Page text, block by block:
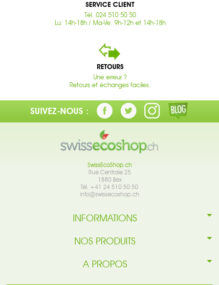
SERVICE CLIENT
Tél. 024 510 50 50
Lu: 14h-18h / Ma-Ve: 9h-12h et 14h-18h
RETOURS
Une erreur ?
Retours et échanges faciles.
SUIVEZ-NOUS :
SwissEcoShop.ch
Rue Centrale 25
1880 Bex
Tél. +41 24 510 50 50
info@swissecoshop.ch
INFORMATIONS
NOS PRODUITS
A PROPOS